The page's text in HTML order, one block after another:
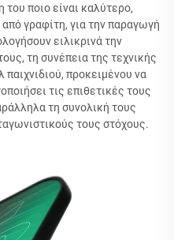
ποιο είναι καλύτερο,
γραφίτη, για την παραγωγή
ειλικρινά την
τη συνέπεια της τεχνικής
παιχνιδιού, προκειμένου να
τις επιθετικές τους
τη συνολική τους
τους στόχους.